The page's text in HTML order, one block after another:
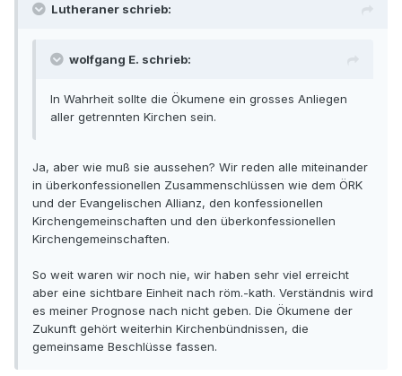
Lutheraner schrieb:
wolfgang E. schrieb:
In Wahrheit sollte die Ökumene ein grosses Anliegen
aller getrennten Kirchen sein.
Ja, aber wie muß sie aussehen? Wir reden alle miteinander
in überkonfessionellen Zusammenschlüssen wie dem ÖRK
und der Evangelischen Allianz, den konfessionellen
Kirchengemeinschaften und den überkonfessionellen
Kirchengemeinschaften.
So weit waren wir noch nie, wir haben sehr viel erreicht
aber eine sichtbare Einheit nach röm.-kath. Verständnis wird
es meiner Prognose nach nicht geben. Die Ökumene der
Zukunft gehört weiterhin Kirchenbündnissen, die
gemeinsame Beschlüsse fassen.